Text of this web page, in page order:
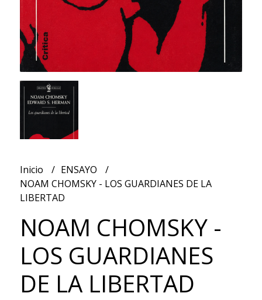
Inicio
ENSAYO
NOAM CHOMSKY - LOS GUARDIANES DE LA
LIBERTAD
NOAM CHOMSKY -
LOS GUARDIANES
DE LA LIBERTAD